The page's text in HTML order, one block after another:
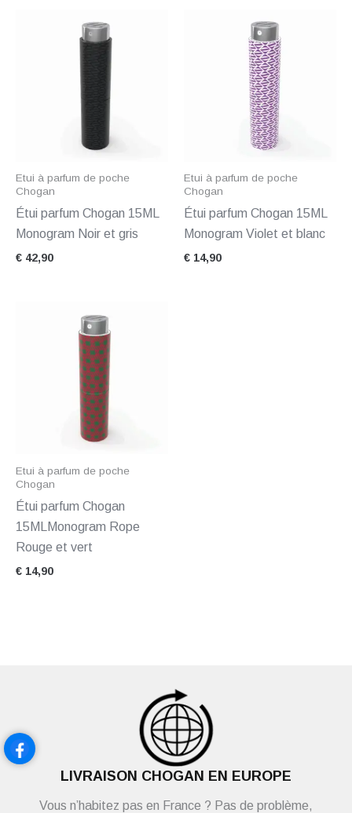
Etui à parfum de poche
Chogan
Étui parfum Chogan 15ML
Monogram Noir et gris
€ 42,90
Etui à parfum de poche
Chogan
Étui parfum Chogan 15ML
Monogram Violet et blanc
€ 14,90
Etui à parfum de poche
Chogan
Étui parfum Chogan
15MLMonogram Rope
Rouge et vert
€ 14,90
LIVRAISON CHOGAN EN EUROPE
Vous n’habitez pas en France ? Pas de problème,